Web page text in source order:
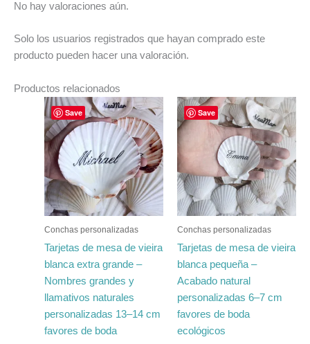
No hay valoraciones aún.
Solo los usuarios registrados que hayan comprado este
producto pueden hacer una valoración.
Productos relacionados
Save
Conchas personalizadas
Tarjetas de mesa de vieira
blanca extra grande –
Nombres grandes y
llamativos naturales
personalizadas 13–14 cm
favores de boda
Rango
de
precios:
desde
€60.65
hasta
€763.12
Este
producto
tiene
múltiples
variantes.
Las
opciones
elegir
en
la
página
de
producto
Save
Conchas personalizadas
Tarjetas de mesa de vieira
blanca pequeña –
Acabado natural
personalizadas 6–7 cm
favores de boda
ecológicos
Rango
de
precios:
desde
€33.47
hasta
€424.05
Este
producto
tiene
múltiples
variantes.
Las
opciones
elegir
en
la
página
de